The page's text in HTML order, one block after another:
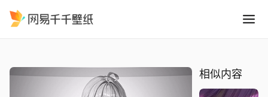
相似内容